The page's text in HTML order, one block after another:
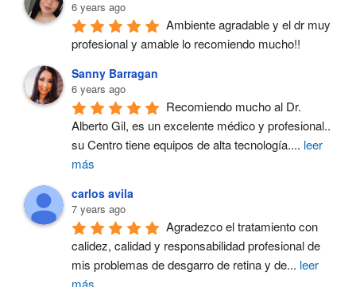
6 years ago
Ambiente agradable y el dr muy
profesional y amable lo recomiendo mucho!!
Sanny Barragan
6 years ago
Recomiendo mucho al Dr.
Alberto Gil, es un excelente médico y profesional..
su Centro tiene equipos de alta tecnología.... leer
más
carlos avila
7 years ago
Agradezco el tratamiento con
calidez, calidad y responsabilidad profesional de
mis problemas de desgarro de retina y de... leer
más